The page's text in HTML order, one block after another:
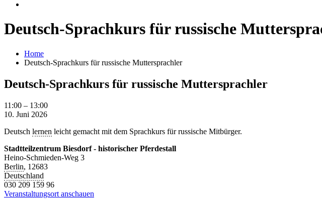
Deutsch-Sprachkurs für russische
Home
Deutsch-Sprachkurs für russische Muttersprachler
Deutsch-Sprachkurs für russische Muttersprachler
Deutsch-
Sprachkurs
russische
11:00 – 13:00
10. Juni 2026
Deutsch lernen leicht gemacht mit dem Sprachkurs für russische Mitbürger.
Stadtteilzentrum Biesdorf - historischer Pferdestall
Heino-Schmieden-Weg 3
Berlin, 12683
Deutschland
030 209 159 96
Veranstaltungsort anschauen